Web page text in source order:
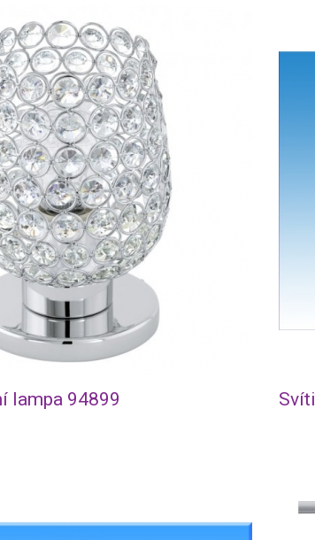
lampa 94899